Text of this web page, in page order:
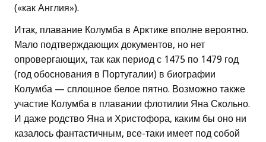
(«как Англия»).
Итак, плавание Колумба в Арктике вполне вероятно.
Мало подтверждающих документов, но нет
опровергающих, так как период с 1475 по 1479 год
(год обоснования в Португалии) в биографии
Колумба — сплошное белое пятно. Возможно также
участие Колумба в плавании флотилии Яна Скольно.
И даже родство Яна и Христофора, каким бы оно ни
казалось фантастичным, все-таки имеет под собой